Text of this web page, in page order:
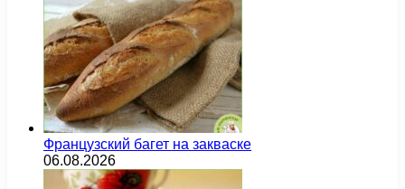
Французский багет на закваске
06.08.2026